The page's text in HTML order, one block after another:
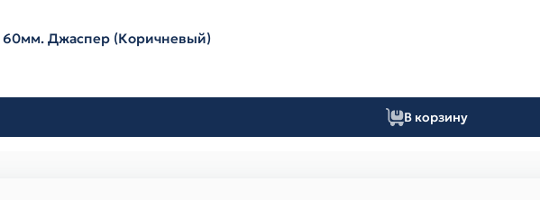
60мм. Джаспер (Коричневый)
В корзину